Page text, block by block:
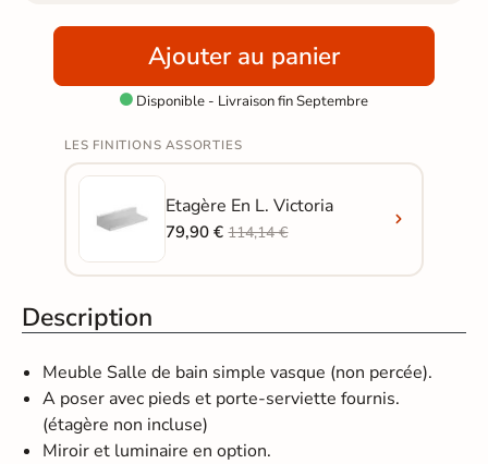
Ajouter au panier
 Disponible - Livraison fin Septembre
LES FINITIONS ASSORTIES
Etagère En L. Victoria
79,90 €114,14 €
Description
Meuble Salle de bain simple vasque (non percée).
A poser avec pieds et porte-serviette fournis.
(étagère non incluse)
Miroir et luminaire en option.